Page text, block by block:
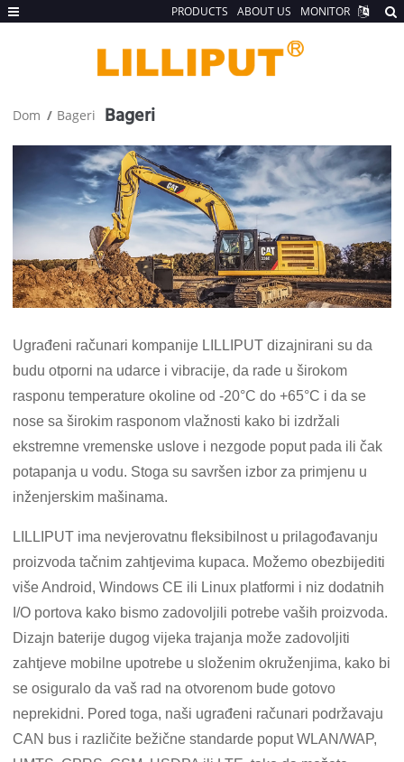
Bageri
Dom Bageri
Ugrađeni računari kompanije LILLIPUT dizajnirani su da
budu otporni na udarce i vibracije, da rade u širokom
rasponu temperature okoline od -20°C do +65°C i da se
nose sa širokim rasponom vlažnosti kako bi izdržali
ekstremne vremenske uslove i nezgode poput pada ili čak
potapanja u vodu. Stoga su savršen izbor za primjenu u
inženjerskim mašinama.
LILLIPUT ima nevjerovatnu fleksibilnost u prilagođavanju
proizvoda tačnim zahtjevima kupaca. Možemo obezbijediti
više Android, Windows CE ili Linux platformi i niz dodatnih
I/O portova kako bismo zadovoljili potrebe vaših proizvoda.
Dizajn baterije dugog vijeka trajanja može zadovoljiti
zahtjeve mobilne upotrebe u složenim okruženjima, kako bi
se osiguralo da vaš rad na otvorenom bude gotovo
neprekidni. Pored toga, naši ugrađeni računari podržavaju
CAN bus i različite bežične standarde poput WLAN/WAP,
PRODUCTS ABOUT US MONITOR